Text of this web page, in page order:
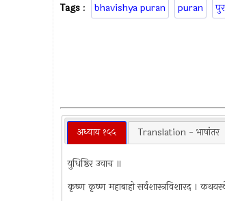
Tags : bhavishya puran puran
अध्याय १५५ Translation - भाषांतर
युधिष्ठिर उवाच ॥
कृष्ण कृष्ण महाबाहो सर्वशास्त्रविशारद ।